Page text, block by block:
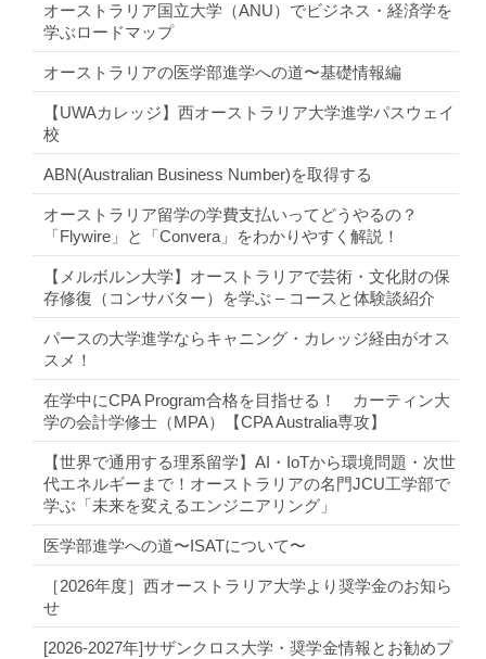
オーストラリア国立大学（ANU）でビジネス・経済学を
学ぶロードマップ
オーストラリアの医学部進学への道〜基礎情報編
【UWAカレッジ】西オーストラリア大学進学パスウェイ
校
ABN(Australian Business Number)を取得する
オーストラリア留学の学費支払いってどうやるの？
「Flywire」と「Convera」をわかりやすく解説！
【メルボルン大学】オーストラリアで芸術・文化財の保
存修復（コンサバター）を学ぶ – コースと体験談紹介
パースの大学進学ならキャニング・カレッジ経由がオス
スメ！
在学中にCPA Program合格を目指せる！ カーティン大
学の会計学修士（MPA）【CPA Australia専攻】
【世界で通用する理系留学】AI・IoTから環境問題・次世
代エネルギーまで！オーストラリアの名門JCU工学部で
学ぶ「未来を変えるエンジニアリング」
医学部進学への道〜ISATについて〜
［2026年度］西オーストラリア大学より奨学金のお知ら
せ
[2026-2027年]サザンクロス大学・奨学金情報とお勧めプ